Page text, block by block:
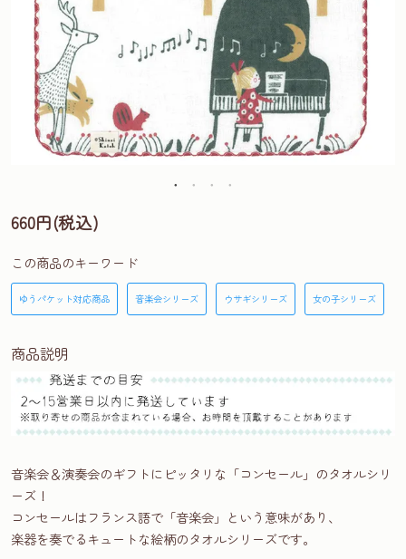
660円(税込)
この商品のキーワード
ゆうパケット対応商品 音楽会シリーズ ウサギシリーズ 女の子シリーズ
商品説明
音楽会＆演奏会のギフトにピッタリな「コンセール」のタオルシリ
ーズ！
コンセールはフランス語で「音楽会」という意味があり、
楽器を奏でるキュートな絵柄のタオルシリーズです。